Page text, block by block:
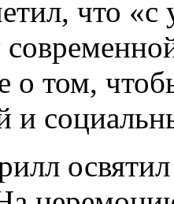
что «c
о том,
и